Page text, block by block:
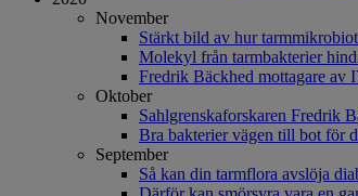
November
Stärkt bild av hur
Molekyl från tarmbakterier
Fredrik Bäckhed mottagare av
Oktober
Sahlgrenskaforskaren Fredrik
Bra bakterier vägen till bot för
September
Så kan din tarmflora avslöja